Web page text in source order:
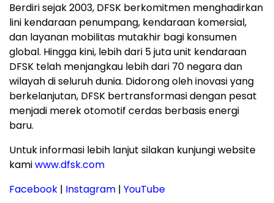
Berdiri sejak 2003, DFSK berkomitmen menghadirkan
lini kendaraan penumpang, kendaraan komersial,
dan layanan mobilitas mutakhir bagi konsumen
global. Hingga kini, lebih dari 5 juta unit kendaraan
DFSK telah menjangkau lebih dari 70 negara dan
wilayah di seluruh dunia. Didorong oleh inovasi yang
berkelanjutan, DFSK bertransformasi dengan pesat
menjadi merek otomotif cerdas berbasis energi
baru.
Untuk informasi lebih lanjut silakan kunjungi website
kamiwww.dfsk.com
Facebook | Instagram | YouTube